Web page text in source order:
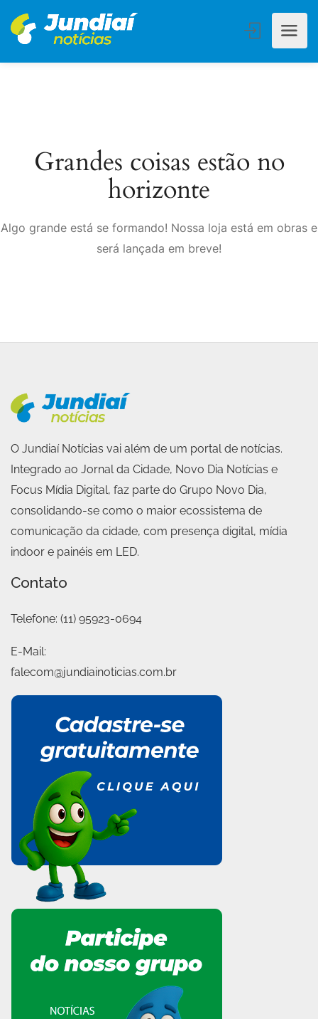
Grandes coisas estão no
horizonte
Algo grande está se formando! Nossa loja está em obras e
será lançada em breve!
O Jundiaí Notícias vai além de um portal de notícias.
Integrado ao Jornal da Cidade, Novo Dia Notícias e
Focus Mídia Digital, faz parte do Grupo Novo Dia,
consolidando-se como o maior ecossistema de
comunicação da cidade, com presença digital, mídia
indoor e painéis em LED.
Contato
Telefone: (11) 95923-0694
E-Mail:
falecom@jundiainoticias.com.br